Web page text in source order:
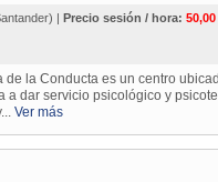
| Precio sesión / hora:
de la Conducta es un centro
a dar servicio psicológico y
Ver más